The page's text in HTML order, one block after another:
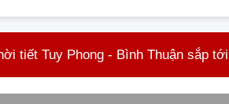
tiết Tuy Phong - Bình Thuận sắp tới